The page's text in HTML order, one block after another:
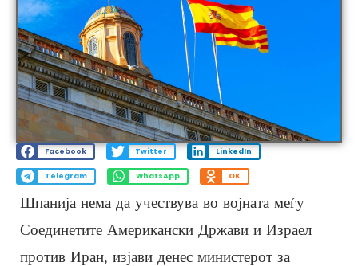
Facebook Twitter LinkedIn
Telegram WhatsApp OK
Шпанија нема да учествува во војната меѓу
Соединетите Американски Држави и Израел
против Иран, изјави денес министерот за